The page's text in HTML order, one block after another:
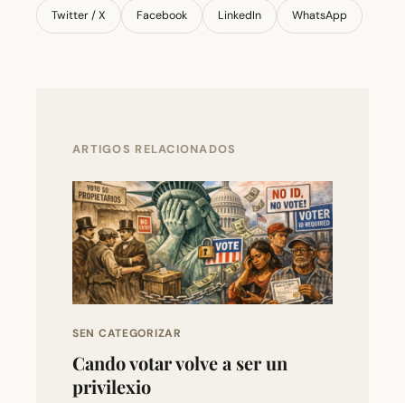
Twitter / X Facebook LinkedIn WhatsApp
ARTIGOS RELACIONADOS
SEN CATEGORIZAR
Cando votar volve a ser un
privilexio